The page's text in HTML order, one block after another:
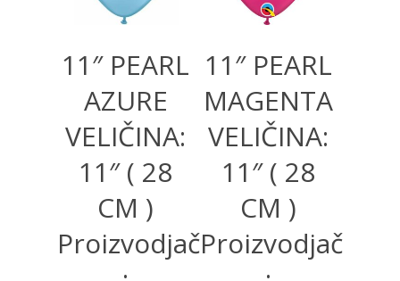
11″ PEARL
AZURE
VELIČINA:
11″ ( 28
CM )
Proizvodjač
11″ PEARL
MAGENTA
VELIČINA:
11″ ( 28
CM )
Proizvodjač